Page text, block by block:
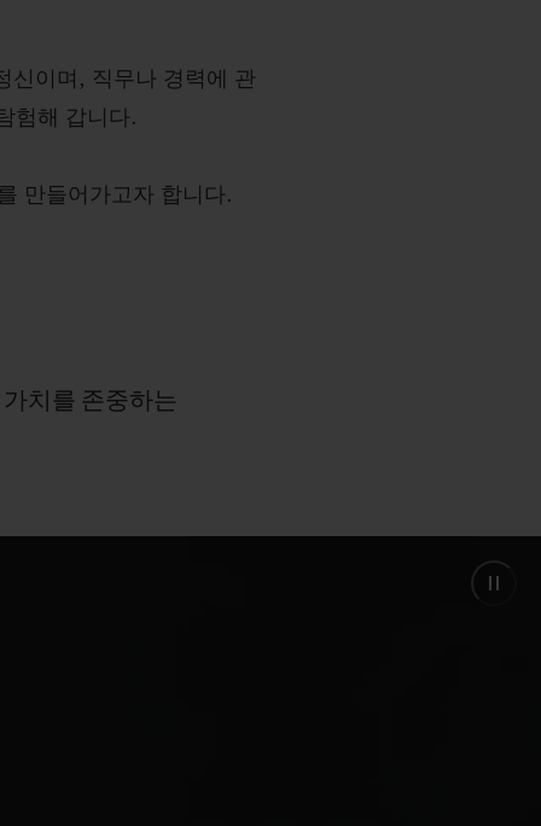
신이며, 직무나 경력에 관
험해 갑니다.
만들어가고자 합니다.
가치를 존중하는